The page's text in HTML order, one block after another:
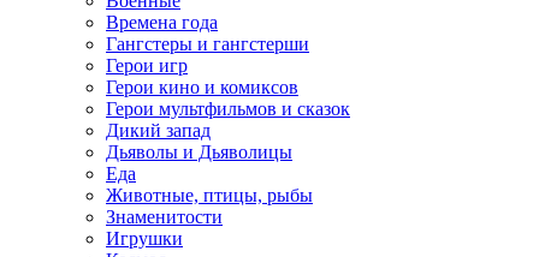
Времена года
Гангстеры и гангстерши
Герои игр
Герои кино и комиксов
Герои мультфильмов и сказок
Дикий запад
Дьяволы и Дьяволицы
Еда
Животные, птицы, рыбы
Знаменитости
Игрушки